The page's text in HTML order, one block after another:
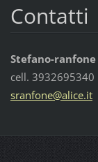
Contatti
Stefano-ranfone
cell. 3932695340
sranfone@alice.it